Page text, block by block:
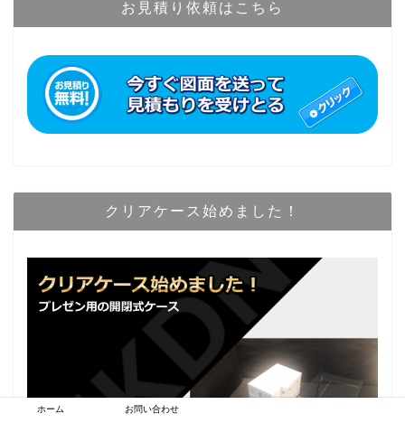
お見積り依頼はこちら
クリアケース始めました！
ホーム お問い合わせ